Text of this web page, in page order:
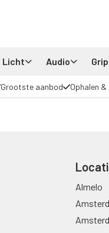
Licht Audio Grip
Grootste aanbod Ophalen
Almelo